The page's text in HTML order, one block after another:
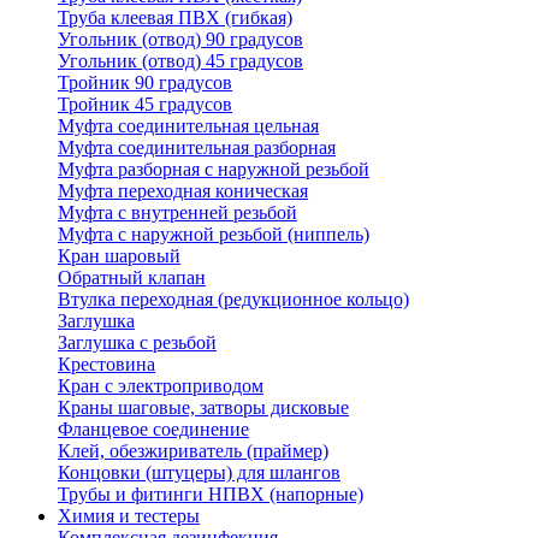
Труба клеевая ПВХ (гибкая)
Угольник (отвод) 90 градусов
Угольник (отвод) 45 градусов
Тройник 90 градусов
Тройник 45 градусов
Муфта соединительная цельная
Муфта соединительная разборная
Муфта разборная с наружной резьбой
Муфта переходная коническая
Муфта с внутренней резьбой
Муфта с наружной резьбой (ниппель)
Кран шаровый
Обратный клапан
Втулка переходная (редукционное кольцо)
Заглушка
Заглушка с резьбой
Крестовина
Кран с электроприводом
Краны шаговые, затворы дисковые
Фланцевое соединение
Клей, обезжириватель (праймер)
Концовки (штуцеры) для шлангов
Трубы и фитинги НПВХ (напорные)
Химия и тестеры